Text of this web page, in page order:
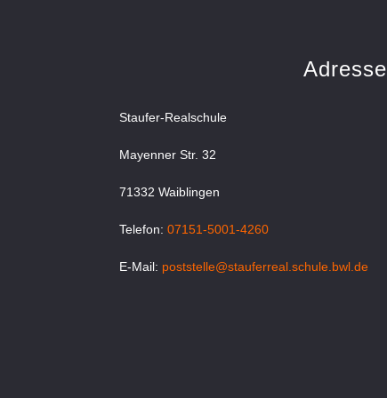
Adresse
Staufer-Realschule
Mayenner Str. 32
71332 Waiblingen
Telefon:07151-5001-4260
E-Mail: poststelle@stauferreal.schule.bwl.de